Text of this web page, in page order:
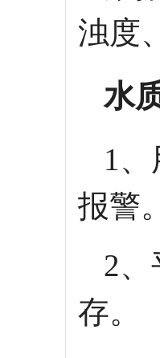
浊度
水
1
报警
2
存。